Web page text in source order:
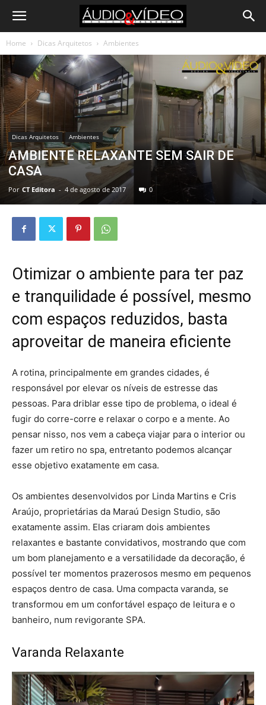
Home Dicas Arquitetos Ambientes
Dicas Arquitetos Ambientes
AMBIENTE RELAXANTE SEM SAIR DE
CASA
Por CT Editora - 4 de agosto de 2017 0
Otimizar o ambiente para ter paz
e tranquilidade é possível, mesmo
com espaços reduzidos, basta
aproveitar de maneira eficiente
A rotina, principalmente em grandes cidades, é
responsável por elevar os níveis de estresse das
pessoas. Para driblar esse tipo de problema, o ideal é
fugir do corre-corre e relaxar o corpo e a mente. Ao
pensar nisso, nos vem a cabeça viajar para o interior ou
fazer um retiro no spa, entretanto podemos alcançar
esse objetivo exatamente em casa.
Os ambientes desenvolvidos por Linda Martins e Cris
Araújo, proprietárias da Maraú Design Studio, são
exatamente assim. Elas criaram dois ambientes
relaxantes e bastante convidativos, mostrando que com
um bom planejamento e a versatilidade da decoração, é
possível ter momentos prazerosos mesmo em pequenos
espaços dentro de casa. Uma compacta varanda, se
transformou em um confortável espaço de leitura e o
banheiro, num revigorante SPA.
Varanda Relaxante